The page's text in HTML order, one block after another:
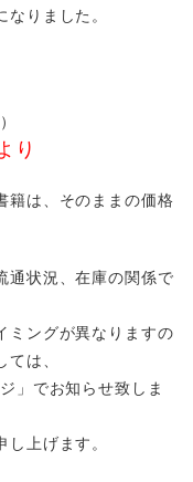
りました。
）
り
籍は、そのままの価格
通状況、在庫の関係で
ミングが異なりますの
は、
」でお知らせ致しま
上げます。